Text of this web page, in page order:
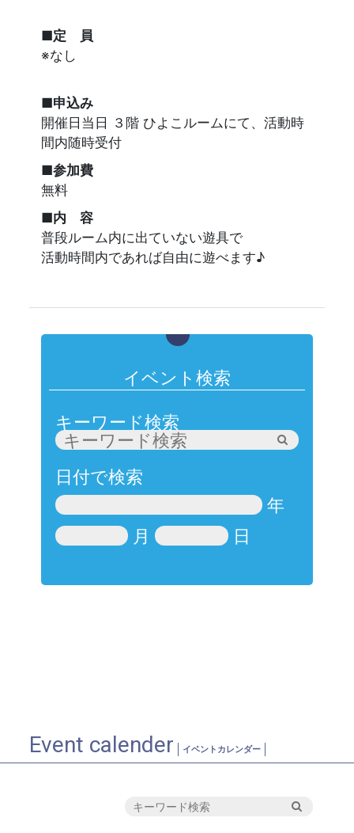
■定 員
※なし
■申込み
開催日当日 ３階 ひよこルームにて、活動時
間内随時受付
■参加費
無料
■内 容
普段ルーム内に出ていない遊具で
活動時間内であれば自由に遊べます♪
イベント検索
キーワード検索
日付で検索
年
月
日
Event calender イベントカレンダー